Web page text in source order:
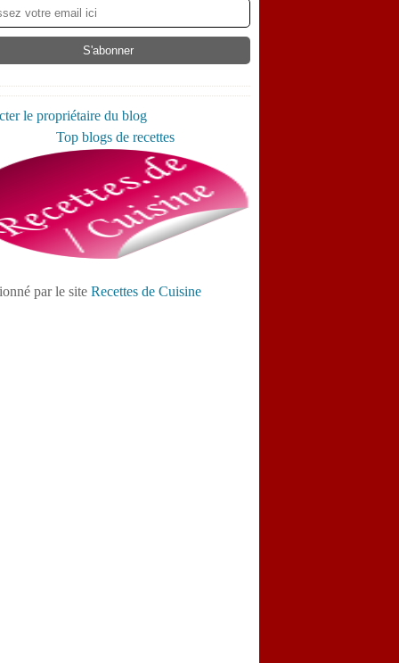
le propriétaire du blog
par le site Recettes de Cuisine